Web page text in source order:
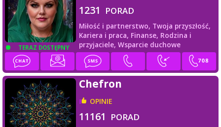
TERAZ DOSTĘPNY
1231 PORAD
Miłość i partnerstwo, Twoja przyszłość,
Kariera i praca, Finanse, Rodzina i
przyjaciele, Wsparcie duchowe
Chefron
OPINIE
11161 PORAD